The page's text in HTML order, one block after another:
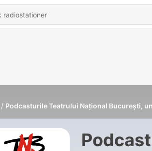
Podcasturile Teatrului Național București,